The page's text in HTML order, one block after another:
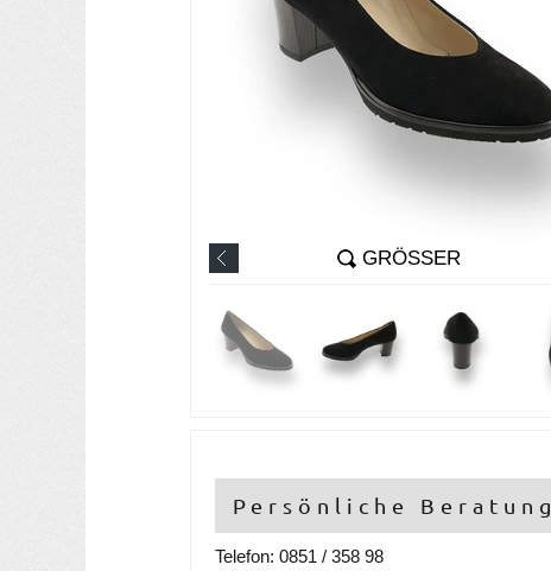
GRÖSSER
Persönliche Beratung
Telefon: 0851 / 358 98